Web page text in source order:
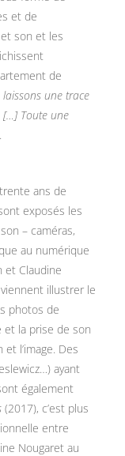
et de
son et les
de
une trace
Toute une
ans de
exposés les
– caméras,
au numérique
et Claudine
illustrer le
photos de
et la prise de son
l’image. Des
ayant
également
(2017), c’est plus
entre
Nougaret au